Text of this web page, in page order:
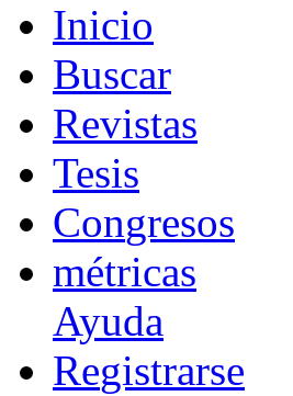
Inicio
Buscar
Revistas
Tesis
Congresos
métricas
Ayuda
Registrarse